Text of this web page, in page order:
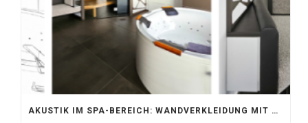
AKUSTIK IM SPA-BEREICH: WANDVERKLEIDUNG MIT SILENTPROTECT CORE